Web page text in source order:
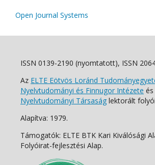
Open Journal Systems
ISSN 0139-2190 (nyomtatott), ISSN
Az ELTE Eötvös Loránd
Nyelvtudományi és Finnugor Intézete és
Nyelvtudományi Társaság lektorált
Alapítva: 1979.
Támogatók: ELTE BTK Kari Kiválósági
Folyóirat-fejlesztési Alap.